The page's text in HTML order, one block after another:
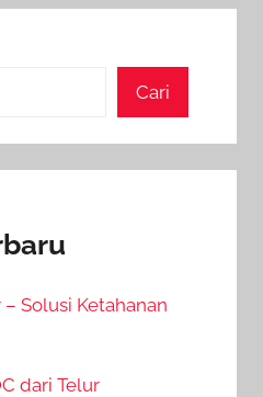
Cari
Solusi Ketahanan
dari Telur